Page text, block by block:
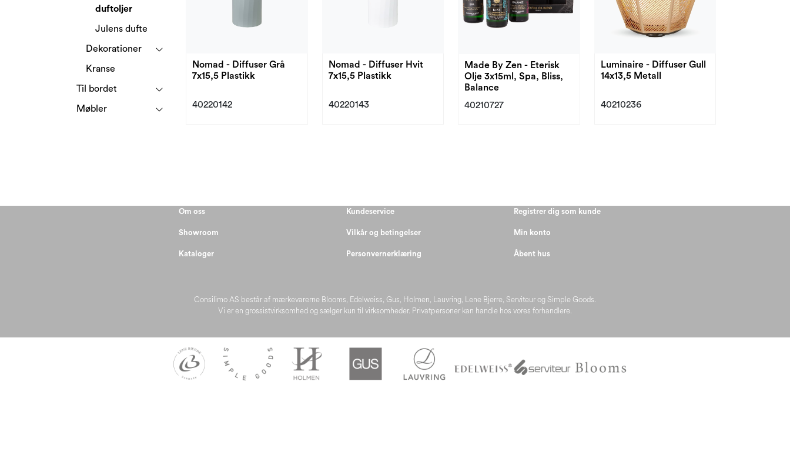
duftoljer
Julens dufte
Dekorationer
Kranse
Til bordet
Møbler
Nomad - Diffuser Grå
7x15,5 Plastikk
40220142
Nomad - Diffuser Hvit
7x15,5 Plastikk
40220143
Made By Zen - Eterisk
Olje 3x15ml, Spa, Bliss,
Balance
40210727
Luminaire - Diffuser Gull
14x13,5 Metall
40210236
Consilimo AS består af mærkevarerne Blooms, Edelweiss, Gus, Holmen, Lauvring, Lene Bjerre, Serviteur og Simple Goods.
Vi er en grossistvirksomhed og sælger kun til virksomheder. Privatpersoner kan handle hos vores forhandlere.
Om oss
Showroom
Kataloger
Kundeservice
Vilkår og betingelser
Personvernerklæring
Registrer dig som kunde
Min konto
Åbent hus